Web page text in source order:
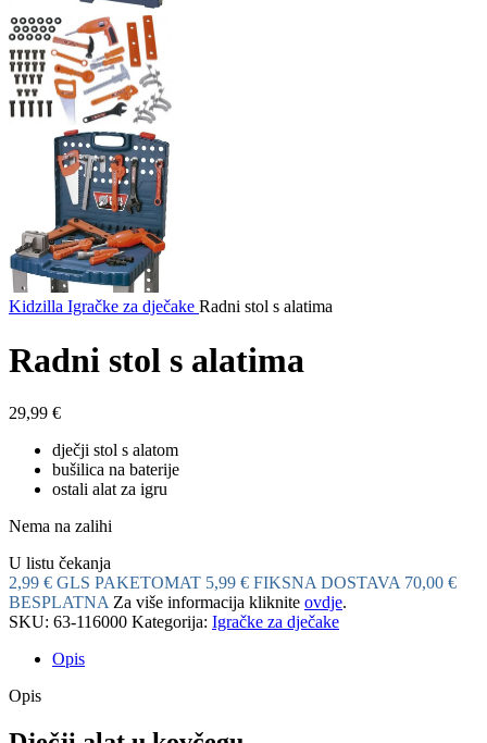
Kidzilla Igračke za dječake Radni stol s alatima
Radni stol s alatima
29,99 €
dječji stol s alatom
bušilica na baterije
ostali alat za igru
Nema na zalihi
U listu čekanja
2,99 € GLS PAKETOMAT 5,99 € FIKSNA DOSTAVA 70,00 €
BESPLATNA Za više informacija kliknite ovdje.
SKU: 63-116000 Kategorija: Igračke za dječake
Opis
Opis